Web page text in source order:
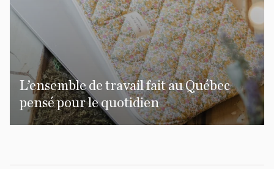
L’ensemble de travail fait au Québec
pensé pour le quotidien